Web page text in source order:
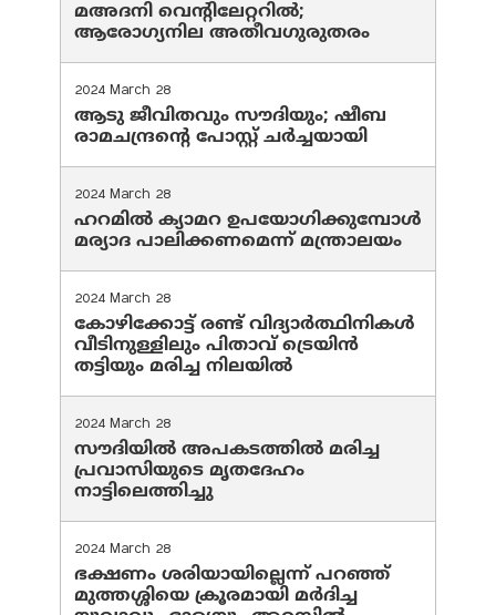
മഅദനി വെന്റിലേറ്ററിൽ;
ആരോഗ്യനില അതീവഗുരുതരം
2024 March 28
ആടു ജീവിതവും സൗദിയും; ഷീബ
രാമചന്ദ്രന്റെ പോസ്റ്റ് ചര്‍ച്ചയായി
2024 March 28
ഹറമില്‍ ക്യാമറ ഉപയോഗിക്കുമ്പോള്‍
മര്യാദ പാലിക്കണമെന്ന് മന്ത്രാലയം
2024 March 28
കോഴിക്കോട്ട് രണ്ട് വിദ്യാർത്ഥിനികൾ
വീടിനുള്ളിലും പിതാവ് ട്രെയിൻ
തട്ടിയും മരിച്ച നിലയിൽ
2024 March 28
സൗദിയില്‍ അപകടത്തില്‍ മരിച്ച
പ്രവാസിയുടെ മൃതദേഹം
നാട്ടിലെത്തിച്ചു
2024 March 28
ഭക്ഷണം ശരിയായില്ലെന്ന് പറഞ്ഞ്
മുത്തശ്ശിയെ ക്രൂരമായി മര്‍ദിച്ച